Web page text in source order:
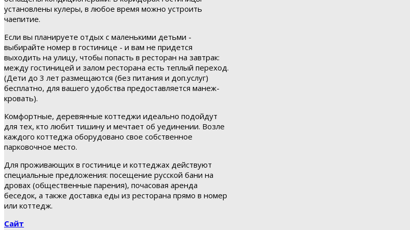
установлены кулеры, в любое время можно устроить
чаепитие.
Если вы планируете отдых с маленькими детьми -
выбирайте номер в гостинице - и вам не придется
выходить на улицу, чтобы попасть в ресторан на завтрак:
между гостиницей и залом ресторана есть теплый переход.
(Дети до 3 лет размещаются (без питания и доп.услуг)
бесплатно, для вашего удобства предоставляется манеж-
кровать).
Комфортные, деревянные коттеджи идеально подойдут
для тех, кто любит тишину и мечтает об уединении. Возле
каждого коттеджа оборудовано свое собственное
парковочное место.
Для проживающих в гостинице и коттеджах действуют
специальные предложения: посещение русской бани на
дровах (общественные парения), почасовая аренда
беседок, а также доставка еды из ресторана прямо в номер
или коттедж.
Сайт